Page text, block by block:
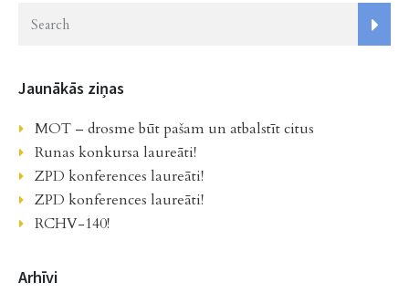
Jaunākās ziņas
MOT – drosme būt pašam un atbalstīt citus
Runas konkursa laureāti!
ZPD konferences laureāti!
ZPD konferences laureāti!
RCHV-140!
Arhīvi